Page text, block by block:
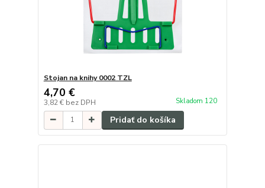
Stojan na knihy 0002 TZL
4,70 €
3,82 € bez DPH Skladom 120
Pridať do košíka